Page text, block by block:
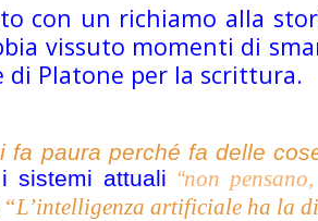
con un richiamo alla
vissuto momenti di
Platone per la scrittura.
fa paura perché fa delle
sistemi attuali “non
“L’intelligenza artificiale ha la